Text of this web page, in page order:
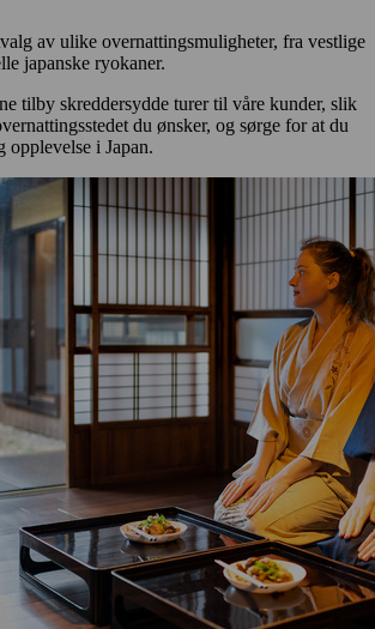
av ulike overnattingsmuligheter, fra vestlige
japanske ryokaner.
tilby skreddersydde turer til våre kunder, slik
du ønsker, og sørge for at du
opplevelse i Japan.